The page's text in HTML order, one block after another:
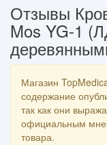
Отзывы
Mos YG-1
Магазин
содержание
так как они
официальным
товара.